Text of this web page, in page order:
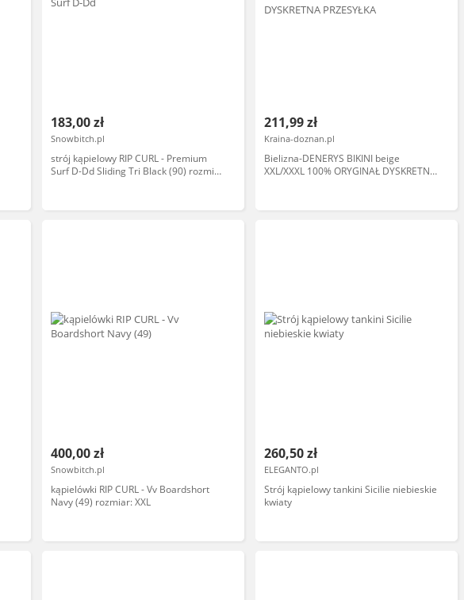
183,00 zł
Snowbitch.pl
strój kąpielowy RIP CURL - Premium
Surf D-Dd Sliding Tri Black (90) rozmiar:
211,99 zł
Kraina-doznan.pl
Bielizna-DENERYS BIKINI beige
XXL/XXXL 100% ORYGINAŁ DYSKRETNA
400,00 zł
Snowbitch.pl
kąpielówki RIP CURL - Vv Boardshort
Navy (49) rozmiar: XXL
260,50 zł
ELEGANTO.pl
Strój kąpielowy tankini Sicilie niebieskie
kwiaty